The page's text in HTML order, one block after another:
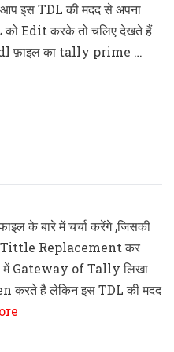
इस TDL की मदद से अपना
Edit करके तो चलिए देखते हैं
फ़ाइल का tally prime …
के बारे में चर्चा करेंगे ,जिसकी
Replacement कर
Gateway of Tally लिखा
करते है लेकिन इस TDL की मदद